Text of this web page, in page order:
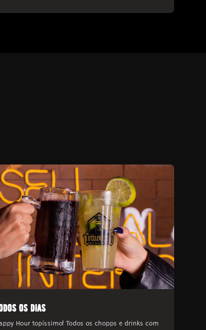
os dias
Hour topíssimo! Todos os chopps e drinks com